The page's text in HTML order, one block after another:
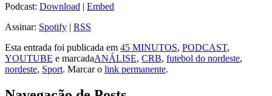
Podcast: Download | Embed
Assinar: Spotify | RSS
Esta entrada foi publicada em 45 MINUTOS, PODCAST,
YOUTUBE e marcadaANÁLISE, CRB, futebol do nordeste,
nordeste, Sport. Marcar o link permanente.